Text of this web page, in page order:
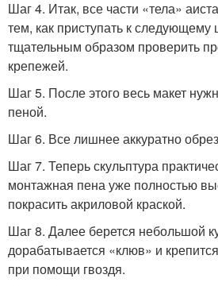
Шаг 4. Итак, все части «тела»
тем, как приступать к
тщательным образом проверить
крепежей.
Шаг 5. После этого весь макет
пеной.
Шаг 6. Все лишнее аккуратно
Шаг 7. Теперь скульптура
монтажная пена уже полностью
покрасить акриловой краской.
Шаг 8. Далее берется небольшой
дорабатывается «клюв» и
при помощи гвоздя.